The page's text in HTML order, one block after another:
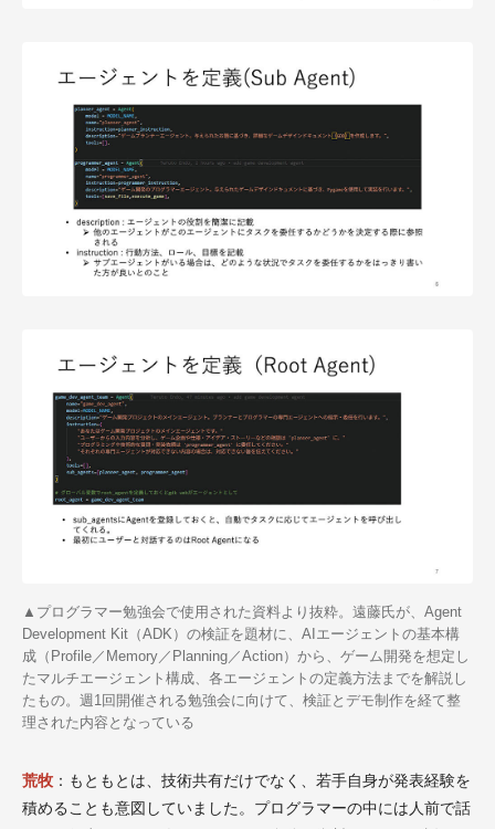
▲ プログラマー勉強会で使用された資料より抜粋。遠藤氏が、 Agent
Development Kit （ADK ）の検証を題材に、 AI エージェントの基本構
成（ Profile ／ Memory ／ Planning ／Action）から、ゲーム開発を想定し
たマルチエージェント構成、各エージェントの定義方法までを解説し
たもの。週 1 回開催される勉強会に向けて、検証とデモ制作を経て整
理された内容となっている
荒牧 ：もともとは、技術共有だけでなく、若手自身が発表経験を
積めることも意図していました。プログラマーの中には人前で話